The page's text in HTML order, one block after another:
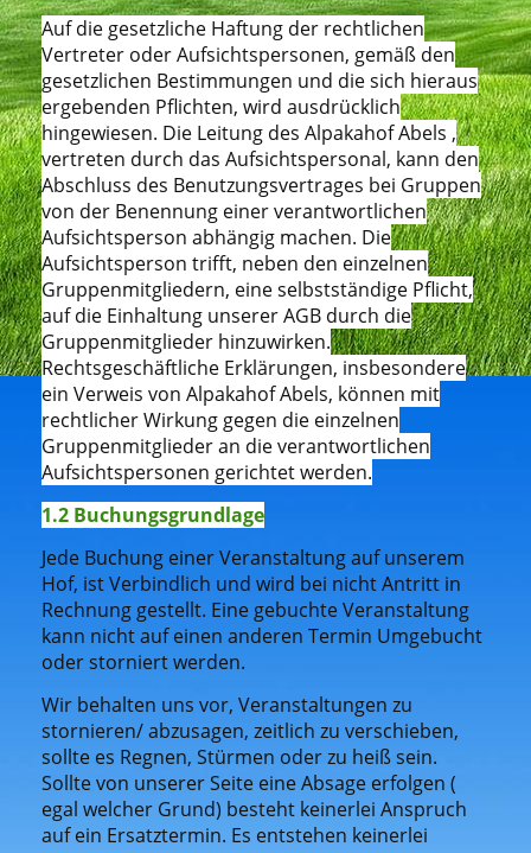
Auf die gesetzliche Haftung der rechtlichen
Vertreter oder Aufsichtspersonen, gemäß den
gesetzlichen Bestimmungen und die sich hieraus
ergebenden Pflichten, wird ausdrücklich
hingewiesen. Die Leitung des Alpakahof Abels ,
vertreten durch das Aufsichtspersonal, kann den
Abschluss des Benutzungsvertrages bei Gruppen
von der Benennung einer verantwortlichen
Aufsichtsperson abhängig machen. Die
Aufsichtsperson trifft, neben den einzelnen
Gruppenmitgliedern, eine selbstständige Pflicht,
auf die Einhaltung unserer AGB durch die
Gruppenmitglieder hinzuwirken.
Rechtsgeschäftliche Erklärungen, insbesondere
ein Verweis von Alpakahof Abels, können mit
rechtlicher Wirkung gegen die einzelnen
Gruppenmitglieder an die verantwortlichen
Aufsichtspersonen gerichtet werden.
1.2 Buchungsgrundlage
Jede Buchung einer Veranstaltung auf unserem
Hof, ist Verbindlich und wird bei nicht Antritt in
Rechnung gestellt. Eine gebuchte Veranstaltung
kann nicht auf einen anderen Termin Umgebucht
oder storniert werden.
Wir behalten uns vor, Veranstaltungen zu
stornieren/ abzusagen, zeitlich zu verschieben,
sollte es Regnen, Stürmen oder zu heiß sein.
Sollte von unserer Seite eine Absage erfolgen (
egal welcher Grund) besteht keinerlei Anspruch
auf ein Ersatztermin. Es entstehen keinerlei